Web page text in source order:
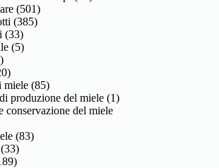
(501)
(385)
(33)
(5)
miele (85)
produzione del miele (1)
conservazione del miele
(83)
(33)